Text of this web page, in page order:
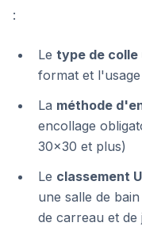
:
Le type de colle
format et
La méthode
encollage
30×30 et plus)
Le classement
une salle de
de carreau et de